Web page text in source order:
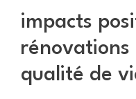
impacts
rénovations
qualité de